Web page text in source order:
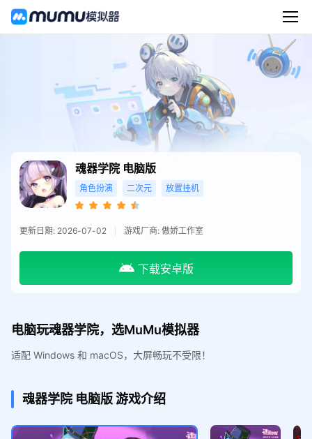
魂器学院 电脑版
角色扮演 二次元 放置挂机
更新日期: 2026-07-02 游戏厂商: 傲娇工作室
下载安卓版
电脑玩魂器学院，选MuMu模拟器
适配 Windows 和 macOS，大屏畅玩不受限！
魂器学院 电脑版游戏介绍